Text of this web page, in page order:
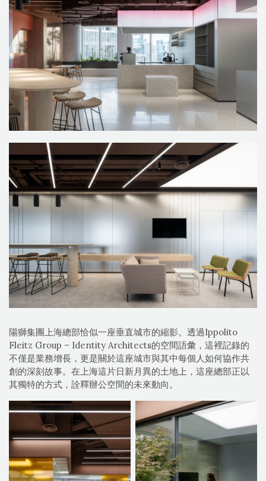
陽獅集團上海總部恰似一座垂直城市的縮影。透過Ippolito
Fleitz Group – Identity Architects的空間語彙，這裡記錄的
不僅是業務增長，更是關於這座城市與其中每個人如何協作共
創的深刻故事。在上海這片日新月異的土地上，這座總部正以
其獨特的方式，詮釋辦公空間的未來動向。